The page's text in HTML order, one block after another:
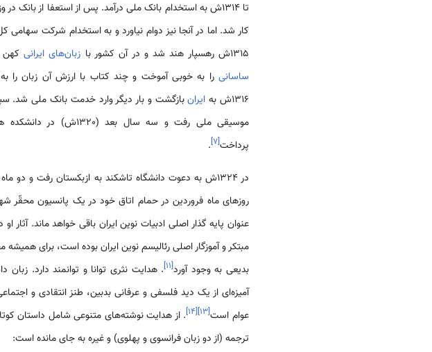
تا 1314ش به استخدام بانک ملی درآمد. پس از استعفا از بانک
کار شد. اما در آنجا نیز دوام نیاورد و به استخدام شرکت سهامی
1315ش رهسپار هند شد و در آن کشور با
زبان‌های ایرانیکهن
ساسانیرا به خوبی آموخت و چند کتاب با ارزش آن زبان را به
1316ش به
ایران
موسیقی ملی رفت و سه سال بعد
پرداخت[۷]
.
در 1324ش به دعوت دانشگاه تاشکند به ازبکستان رفت و دو ماه در آنجا ماند. در 1329ش بار دیگر رهسپار
روزهای ماه فروردین در حمام اتاق خود در یک پانسیون محقّر
عنوان پایه گذار اصلی ادبیات نوین ایران باقی خواهد ماند. آثار
مبتکر و آموزگار اصلی رئالیسم نوین ایران بوده است، برای
بدیعی به وجود آورد[۱۱]. هدایت نثری توانا و توانمند دارد.
آمیزه‌ای از یک دید فلسفی و عرفانی بدبین، ‌طنز انتقادی و
عوام است[۱۳]
[۱۴]. از هدایت نوشته‌های متنوعی شامل داستان
ترجمه (از دو زبان فرانسوی و پهلوی) و غیره به جای مانده است: